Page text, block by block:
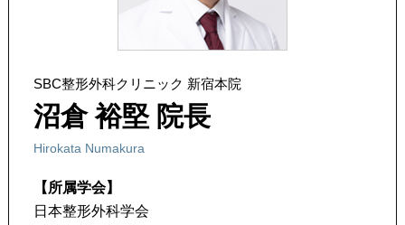
SBC整形外科クリニック 新宿本院
沼倉 裕堅 院長
Hirokata Numakura
【所属学会】
日本整形外科学会